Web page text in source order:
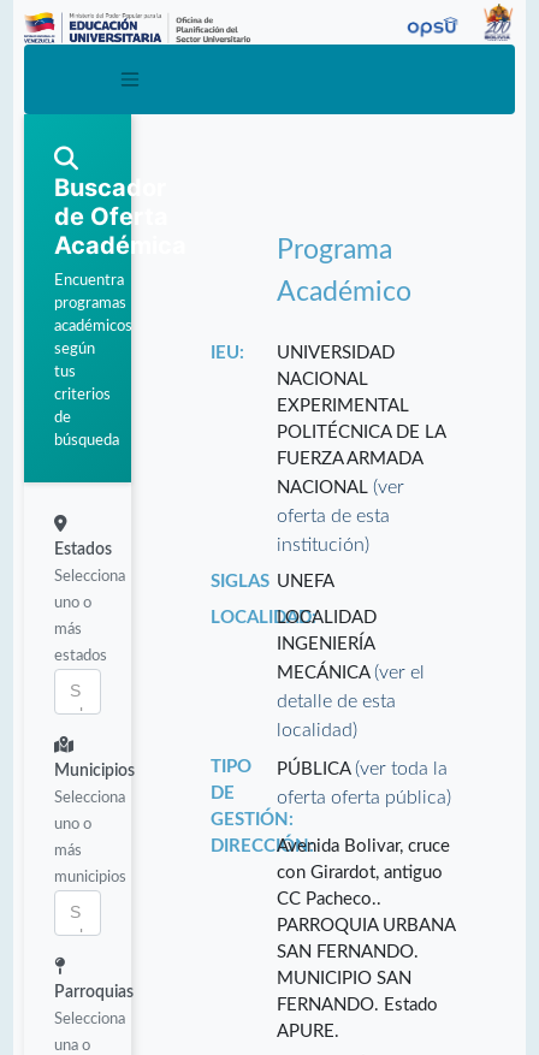
Buscador
de Oferta
Académica
Encuentra
programas
académicos
según
tus
criterios
de
búsqueda
Estados
Selecciona
uno o
más
estados
Municipios
Selecciona
uno o
más
municipios
Parroquias
Selecciona
una o
Programa
Académico
IEU:
UNIVERSIDAD
NACIONAL
EXPERIMENTAL
POLITÉCNICA DE LA
FUERZA ARMADA
NACIONAL(ver
oferta de esta
institución)
SIGLAS UNEFA
LOCALIDAD:LOCALIDAD
INGENIERÍA
MECÁNICA(ver el
detalle de esta
localidad)
TIPO
DE
GESTIÓN:
PÚBLICA(ver toda la
oferta oferta pública)
DIRECCIÓN:Avenida Bolivar, cruce
con Girardot, antiguo
CC Pacheco..
PARROQUIA URBANA
SAN FERNANDO.
MUNICIPIO SAN
FERNANDO. Estado
APURE.